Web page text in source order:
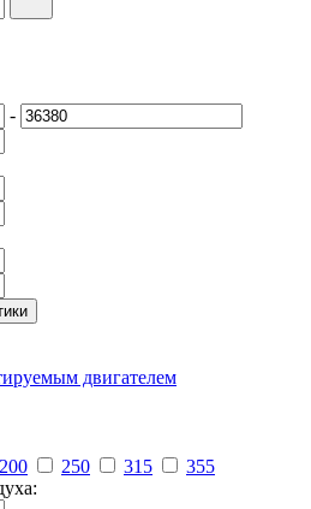
-
двигателем
200 250 315
355